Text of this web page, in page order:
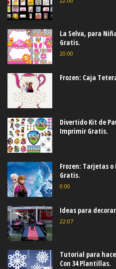
La Selva, para
Gratis.
20:00
Frozen: Caja
Divertido Kit de
Imprimir Gratis.
Frozen: Tarjetas
Gratis.
0:00
Ideas para
22:07
Tutorial para
Con 34 Plantillas.